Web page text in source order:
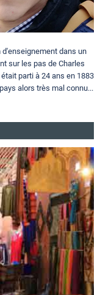
d'enseignement dans un
sur les pas de Charles
parti à 24 ans en 1883
alors très mal connu...